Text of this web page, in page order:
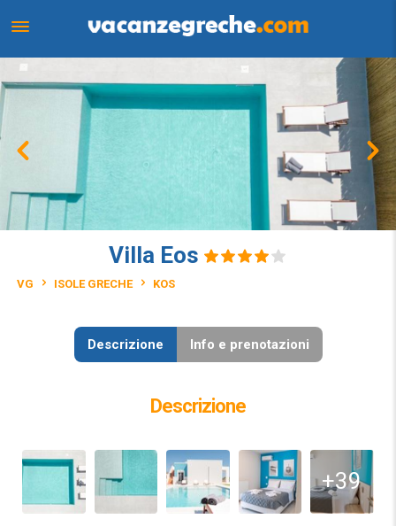
Villa Eos
VG ISOLE GRECHE KOS
Descrizione Info e prenotazioni
Descrizione
+39